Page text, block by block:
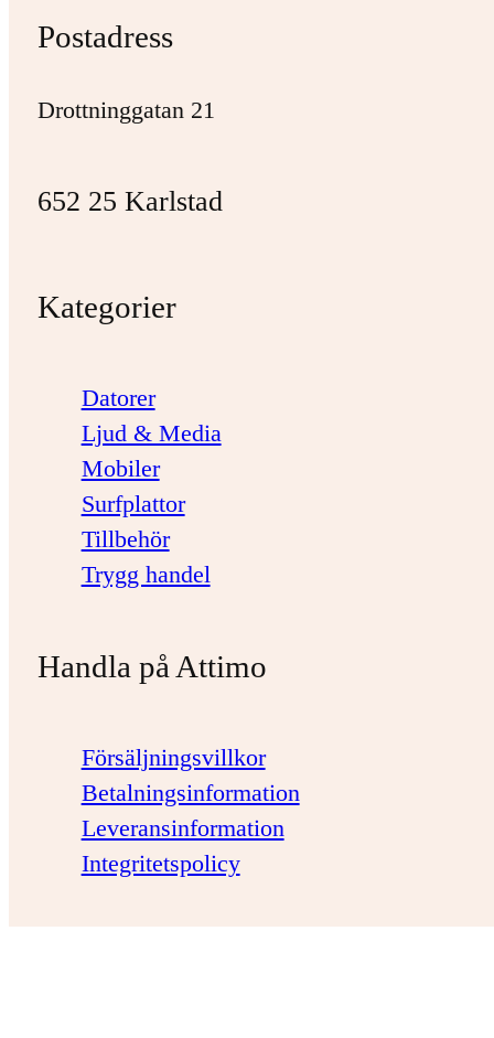
Postadress
Drottninggatan 21
652 25 Karlstad
Kategorier
Datorer
Ljud & Media
Mobiler
Surfplattor
Tillbehör
Trygg handel
Handla på Attimo
Försäljningsvillkor
Betalningsinformation
Leveransinformation
Integritetspolicy